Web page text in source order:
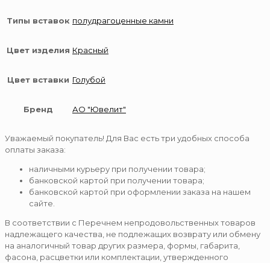
Типы вставок полудрагоценные камни
Цвет изделия Красный
Цвет вставки Голубой
Бренд АО "Ювелит"
Уважаемый покупатель! Для Вас есть три удобных способа
оплаты заказа:
наличными курьеру при получении товара;
банковской картой при получении товара;
банковской картой при оформлении заказа на нашем
сайте.
В соответствии с Перечнем непродовольственных товаров
надлежащего качества, не подлежащих возврату или обмену
на аналогичный товар других размера, формы, габарита,
фасона, расцветки или комплектации, утвержденного